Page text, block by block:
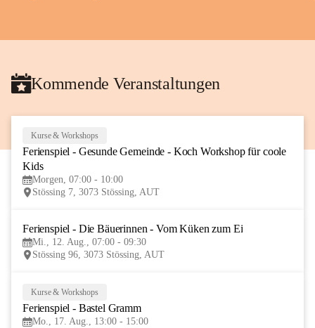
Kommende Veranstaltungen
AUG
Kurse & Workshops
Ferienspiel - Gesunde Gemeinde - Koch Workshop für coole
Kids
Morgen, 07:00 - 10:00
Stössing 7, 3073 Stössing, AUT
Ferienspiel - Die Bäuerinnen - Vom Küken zum Ei
Mi., 12. Aug., 07:00 - 09:30
Stössing 96, 3073 Stössing, AUT
Kurse & Workshops
Ferienspiel - Bastel Gramm
Mo., 17. Aug., 13:00 - 15:00